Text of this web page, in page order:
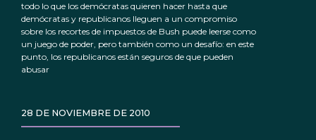
todo lo que los demócratas quieren hacer hasta que
demócratas y republicanos lleguen a un compromiso
sobre los recortes de impuestos de Bush puede leerse como
un juego de poder, pero también como un desafío: en este
punto, los republicanos están seguros de que pueden
abusar
28 DE NOVIEMBRE DE 2010